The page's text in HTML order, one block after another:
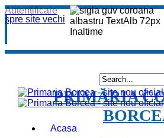
spre site vechi
Autentificare
PRIMĂRIA
Acasa